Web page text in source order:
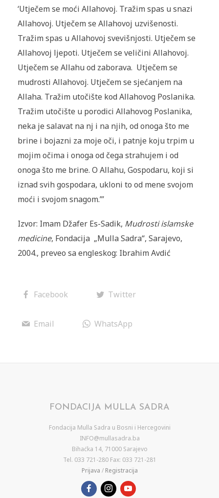
‘Utječem se moći Allahovoj. Tražim spas u snazi
Allahovoj. Utječem se Allahovoj uzvišenosti.
Tražim spas u Allahovoj svevišnjosti. Utječem se
Allahovoj ljepoti. Utječem se veličini Allahovoj.
Utječem se Allahu od zaborava. Utječem se
mudrosti Allahovoj. Utječem se sjećanjem na
Allaha. Tražim utočište kod Allahovog Poslanika.
Tražim utočište u porodici Allahovog Poslanika,
neka je salavat na nj i na njih, od onoga što me
brine i bojazni za moje oči, i patnje koju trpim u
mojim očima i onoga od čega strahu­jem i od
onoga što me brine. O Allahu, Gospodaru, koji si
iznad svih go­spodara, ukloni to od mene svojom
moći i svojom snagom.’”
Izvor: Imam Džafer Es-Sadik, Mudrosti islamske
medicine, Fondacija „Mulla Sadra“, Sarajevo,
2004., preveo sa engleskog: Ibrahim Avdić
Facebook Twitter
Email WhatsApp
FONDACIJA MULLA SADRA
Fondacija Mulla Sadra u Bosni i Hercegovini
INFO@mullasadra.ba
Bihaćka 14, 71000 Sarajevo
Tel. 033 721-280 Fax: 033 721-281
Prijava / Registracija